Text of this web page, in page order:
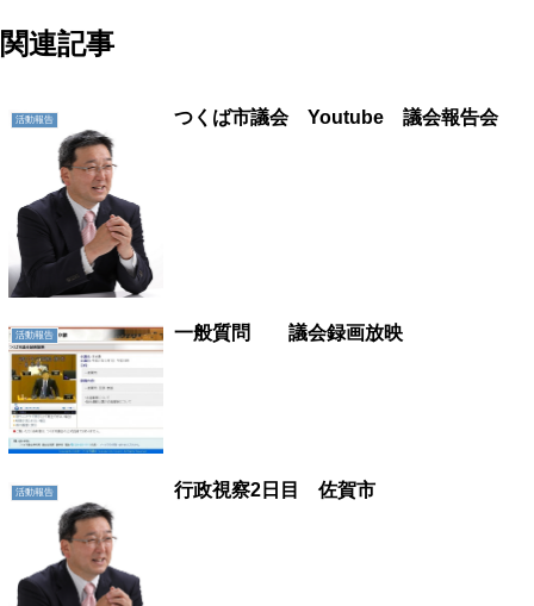
関連記事
活動報告 つくば市議会 Youtube 議会報告会
活動報告 一般質問 議会録画放映
活動報告 行政視察2日目 佐賀市